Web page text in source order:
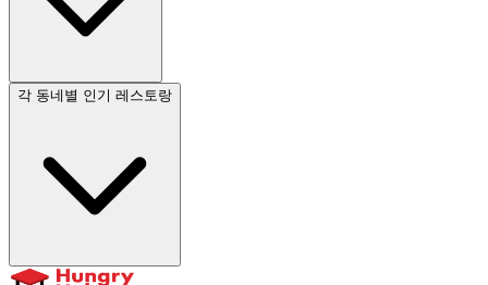
각 동네별 인기 레스토랑